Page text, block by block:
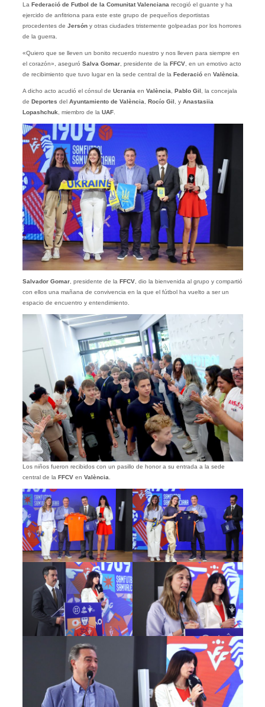
La Federació de Futbol de la Comunitat Valenciana recogió el guante y ha
ejercido de anfitriona para este este grupo de pequeños deportistas
procedentes de Jersóny otras ciudades tristemente golpeadas por los horrores
de la guerra.
«Quiero que se lleven un bonito recuerdo nuestro y nos lleven para siempre en
el corazón», aseguró Salva Gomar, presidente de la FFCV, en un emotivo acto
de recibimiento que tuvo lugar en la sede central de la Federacióen València
A dicho acto acudió el cónsul de Ucrania en València Pablo Gil , la concejala
de Deportes del Ayuntamiento de València Rocío Gil , y Anastasiia
Lopashchuk , miembro de la UAF.
Salvador Gomar, presidente de la FFCV, dio la bienvenida al grupo y compartió
con ellos una mañana de convivencia en la que el fútbol ha vuelto a ser un
espacio de encuentro y entendimiento.
Los niños fueron recibidos con un pasillo de honor a su entrada a la sede
central de la FFCVen València